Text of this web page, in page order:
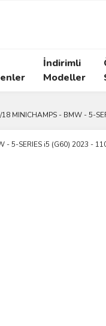
İndirimli
Modeller
MINICHAMPS - BMW - 5-